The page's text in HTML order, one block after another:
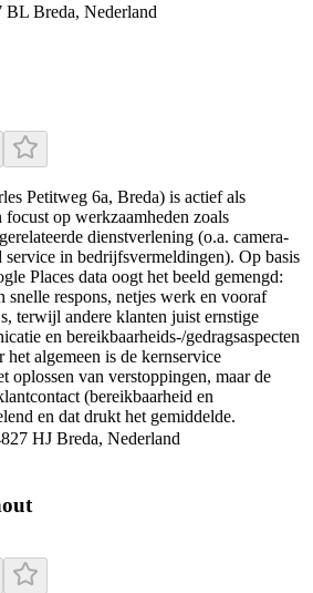
BL Breda, Nederland
Petitweg 6a, Breda) is actief als
op werkzaamheden zoals
dienstverlening (o.a. camera-
service in bedrijfsvermeldingen). Op basis
Places data oogt het beeld gemengd:
snelle respons, netjes werk en vooraf
terwijl andere klanten juist ernstige
en bereikbaarheids-/gedragsaspecten
algemeen is de kernservice
oplossen van verstoppingen, maar de
(bereikbaarheid en
en dat drukt het gemiddelde.
HJ Breda, Nederland